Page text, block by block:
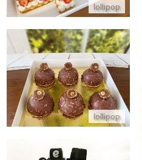
lollipop
lollipop
קינוחים אישיים כיפות מוס
התקשר/י